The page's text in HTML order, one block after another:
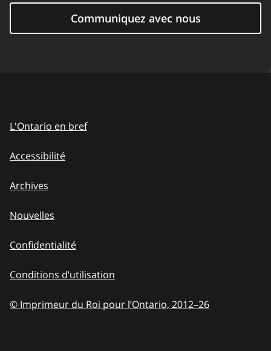
Communiquez avec nous
L'Ontario en bref
Accessibilité
Archives
Nouvelles
Confidentialité
Conditions d’utilisation
© Imprimeur du Roi pour l’Ontario, 2012–to
26